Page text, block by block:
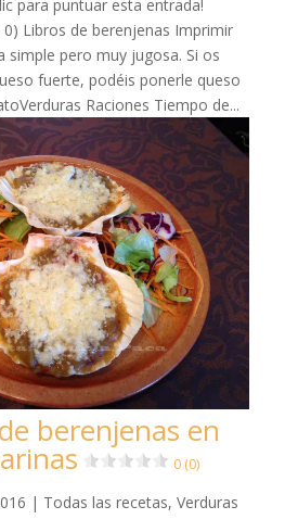
para puntuar esta entrada!
Libros de berenjenas Imprimir
simple pero muy jugosa. Si os
fuerte, podéis ponerle queso
Raciones Tiempo de...
berenjenas en
0 (0)
| Todas las recetas, Verduras